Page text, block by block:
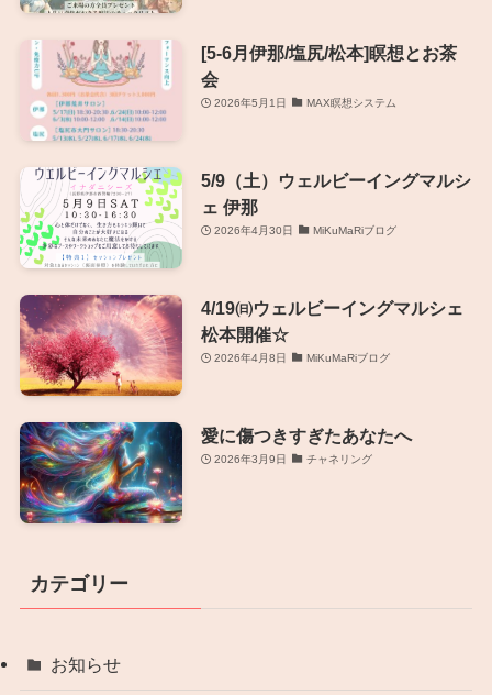
[5-6月伊那/塩尻/松本]瞑想とお茶
会
2026年5月1日 MAX瞑想システム
5/9（土）ウェルビーイングマルシ
ェ 伊那
2026年4月30日 MiKuMaRiブログ
4/19㈰ウェルビーイングマルシェ
松本開催☆
2026年4月8日 MiKuMaRiブログ
愛に傷つきすぎたあなたへ
2026年3月9日 チャネリング
カテゴリー
お知らせ